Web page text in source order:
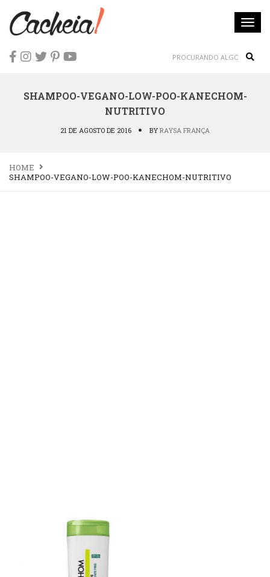
SHAMPOO-VEGANO-LOW-POO-KANECHOM-
NUTRITIVO
21 DE AGOSTO DE 2016 BY RAYSA FRANÇA
HOME
SHAMPOO-VEGANO-LOW-POO-KANECHOM-NUTRITIVO